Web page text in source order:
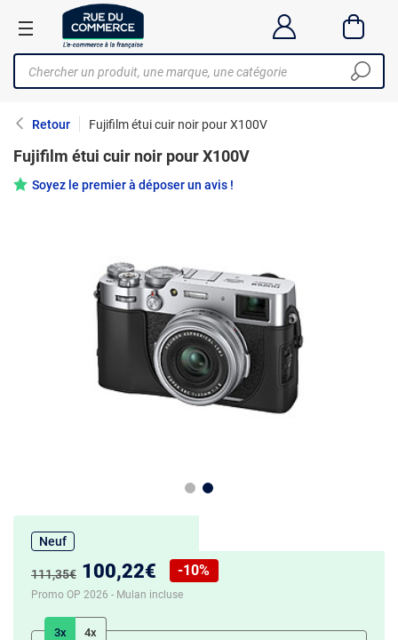
Retour Fujifilm étui cuir noir pour X100V
Fujifilm étui cuir noir pour X100V
Soyez le premier à déposer un avis !
Neuf
Ancien prix :
111,35€ Nouveau prix :
100,22€
Réduction de :
-10%
Promo OP 2026 - Mulan incluse
3x 4x